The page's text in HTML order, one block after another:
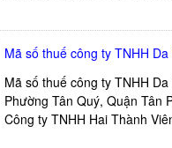
Mã số thuế công ty TNHH
Mã số thuế công ty TNHH
Phường Tân Quý, Quận Tân
Công ty TNHH Hai Thành